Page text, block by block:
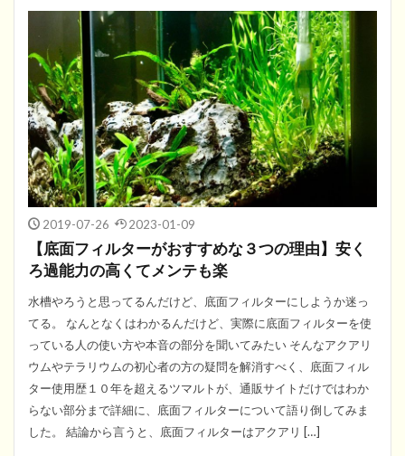
2019-07-26 2023-01-09
【底面フィルターがおすすめな３つの理由】安く
ろ過能力の高くてメンテも楽
水槽やろうと思ってるんだけど、底面フィルターにしようか迷っ
てる。 なんとなくはわかるんだけど、実際に底面フィルターを使
っている人の使い方や本音の部分を聞いてみたい そんなアクアリ
ウムやテラリウムの初心者の方の疑問を解消すべく、底面フィル
ター使用歴１０年を超えるツマルトが、通販サイトだけではわか
らない部分まで詳細に、底面フィルターについて語り倒してみま
した。 結論から言うと、底面フィルターはアクアリ […]